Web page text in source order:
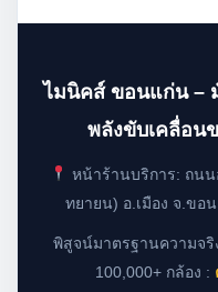
ไมนิคส์ ขอนแก่น –
พลังขับเคลื่อน
หน้าร้านบริการ: ถนน
ทยายน) อ.เมือง จ.ขอ
พิสูจน์มาตรฐานความจริ
100,000+ กล้อง :